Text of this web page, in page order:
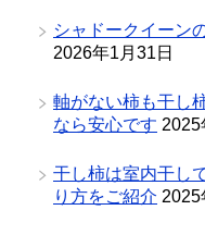
シャドークイーン
2026年1月31日
軸がない柿も干し
なら安心です 2025
干し柿は室内干し
り方をご紹介 2025